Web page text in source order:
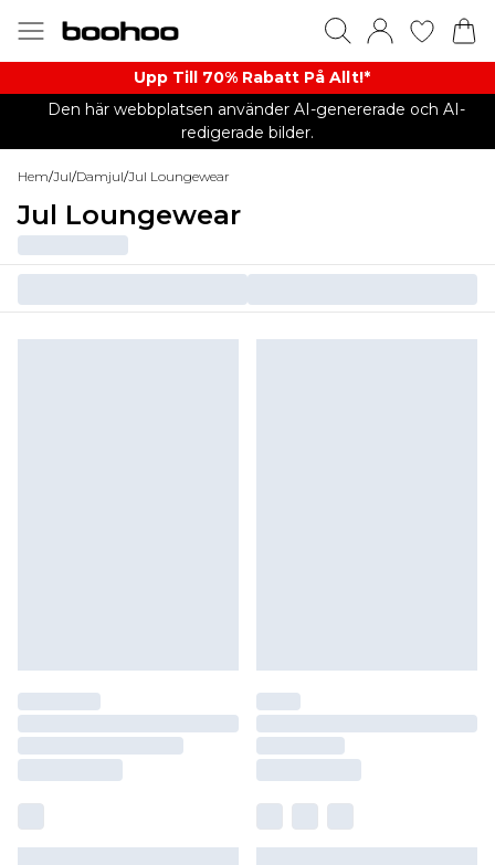
Upp Till 70% Rabatt På Allt!*
Den här webbplatsen använder AI-genererade och AI-
redigerade bilder.
Hem/Jul/Damjul/Jul Loungewear
Jul Loungewear